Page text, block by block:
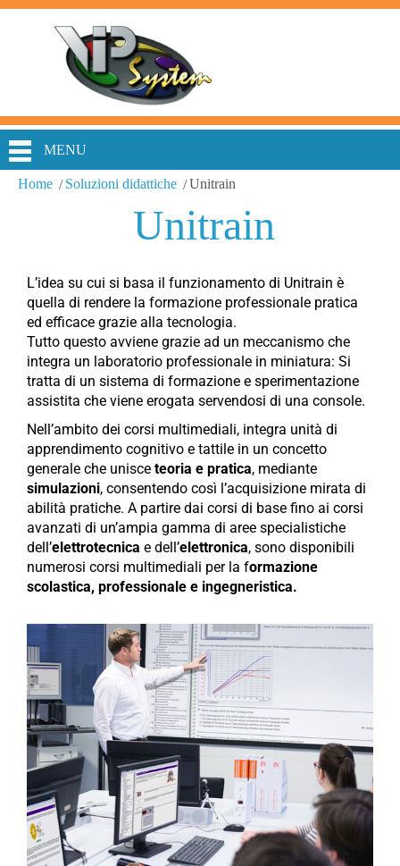
MENU
Home Soluzioni didattiche Unitrain
Unitrain
L’idea su cui si basa il funzionamento di Unitrain è
quella di rendere la formazione professionale pratica
ed efficace grazie alla tecnologia.
Tutto questo avviene grazie ad un meccanismo che
integra un laboratorio professionale in miniatura: Si
tratta di un sistema di formazione e sperimentazione
assistita che viene erogata servendosi di una console.
Nell’ambito dei corsi multimediali, integra unità di
apprendimento cognitivo e tattile in un concetto
generale che unisce teoria e pratica, mediante
simulazioni, consentendo così l’acquisizione mirata di
abilità pratiche. A partire dai corsi di base fino ai corsi
avanzati di un’ampia gamma di aree specialistiche
dell’elettrotecnica e dell’elettronica, sono disponibili
numerosi corsi multimediali per la formazione
scolastica, professionale e ingegneristica.